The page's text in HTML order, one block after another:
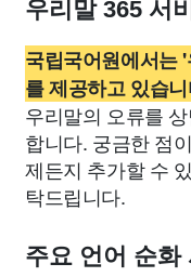
우리말 365 서
국립국어원에서는
를 제공하고 있습
우리말의 오류를
합니다. 궁금한 점
제든지 추가할 수
탁드립니다.
주요 언어 순화